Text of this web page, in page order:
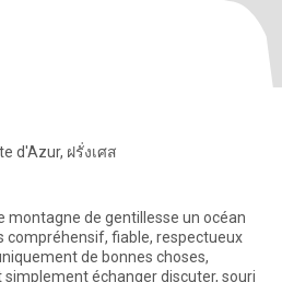
d'Azur, ฝรั่งเศส
montagne de gentillesse un océan
compréhensif, fiable, respectueux
de bonnes choses,
simplement échanger discuter, souri